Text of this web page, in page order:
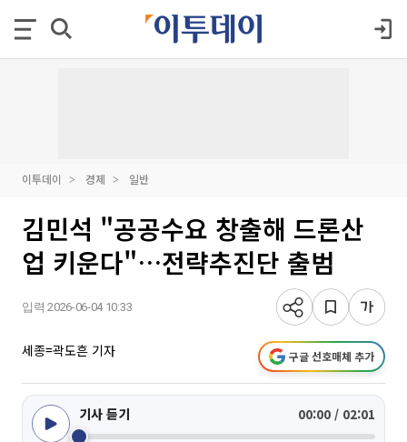
이투데이 경제 일반
김민석 "공공수요 창출해 드론산
업 키운다"…전략추진단 출범
입력 2026-06-04 10:33
세종=곽도흔 기자 구글 선호매체 추가
기사 듣기 00:00 / 02:01